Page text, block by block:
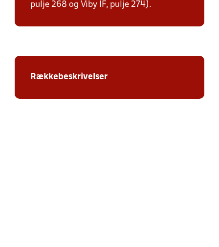
pulje 268 og Viby IF, pulje 274).
Rækkebeskrivelser